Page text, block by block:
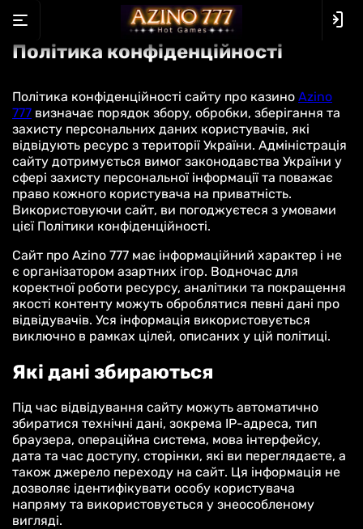
Перейти
до
Політика конфіденційності
Політика конфіденційності сайту про казиноAzino
777 визначає порядок збору, обробки, зберігання та
захисту персональних даних користувачів, які
відвідують ресурс з території України. Адміністрація
сайту дотримується вимог законодавства України у
сфері захисту персональної інформації та поважає
право кожного користувача на приватність.
Використовуючи сайт, ви погоджуєтеся з умовами
цієї Політики конфіденційності.
Сайт про Azino 777 має інформаційний характер і не
є організатором азартних ігор. Водночас для
коректної роботи ресурсу, аналітики та покращення
якості контенту можуть оброблятися певні дані про
відвідувачів. Уся інформація використовується
виключно в рамках цілей, описаних у цій політиці.
Які дані збираються
Під час відвідування сайту можуть автоматично
збиратися технічні дані, зокрема IP-адреса, тип
браузера, операційна система, мова інтерфейсу,
дата та час доступу, сторінки, які ви переглядаєте, а
також джерело переходу на сайт. Ця інформація не
дозволяє ідентифікувати особу користувача
напряму та використовується у знеособленому
вигляді.